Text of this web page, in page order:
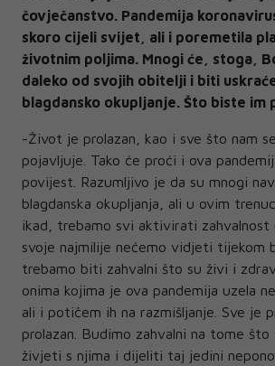
čovječanstvo. Pandemija
skoro cijeli svijet, ali i poremetila
životnim poljima. Mnogi će, stoga,
daleko od svojih obitelji i biti
blagdansko okupljanje. Što biste im
-Život je prolazan, kao i sve što nam
pojavljuje. Tako će proći i ova
povijest. Razumljivo je da su mnogi
blagdanska okupljanja, ali u ovim
ikad, trebamo svi aktivirati zahvalnost
svoje najmilije nećemo vidjeti tijekom
trebamo biti zahvalni što su živi i
onima kojima je ova pandemija uzela
ali i potičem ih na razmišljanje. Sve je
prolazan. Budimo zahvalni na tome
živjeti s njima i dijeliti taj jedini